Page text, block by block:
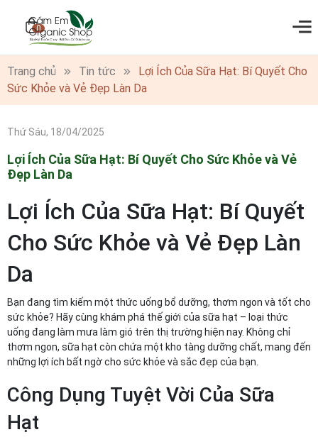
0
Trang chủ Tin tức
Lợi Ích Của Sữa Hạt: Bí Quyết Cho
Sức Khỏe và Vẻ Đẹp Làn Da
Thứ Sáu, 18/04/2025
Lợi Ích Của Sữa Hạt: Bí Quyết Cho Sức Khỏe và Vẻ
Đẹp Làn Da
Lợi Ích Của Sữa Hạt: Bí Quyết
Cho Sức Khỏe và Vẻ Đẹp Làn
Da
Bạn đang tìm kiếm một thức uống bổ dưỡng, thơm ngon và tốt cho
sức khỏe? Hãy cùng khám phá thế giới của sữa hạt – loại thức
uống đang làm mưa làm gió trên thị trường hiện nay. Không chỉ
thơm ngon, sữa hạt còn chứa một kho tàng dưỡng chất, mang đến
những lợi ích bất ngờ cho sức khỏe và sắc đẹp của bạn.
Công Dụng Tuyệt Vời Của Sữa
Hạt